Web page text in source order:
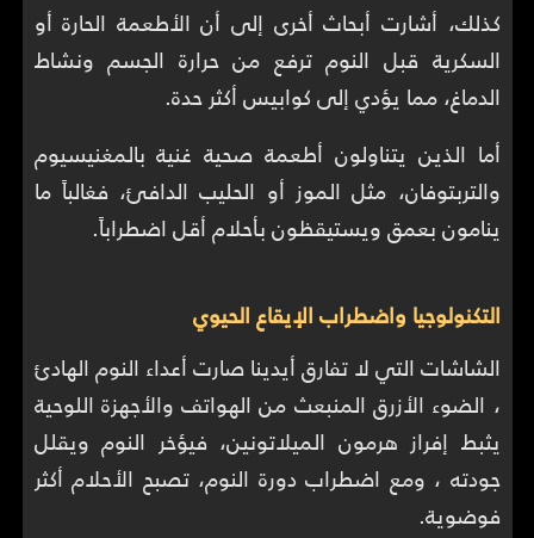
كذلك، أشارت أبحاث أخرى إلى أن الأطعمة الحارة أو
السكرية قبل النوم ترفع من حرارة الجسم ونشاط
الدماغ، مما يؤدي إلى كوابيس أكثر حدة.
أما الذين يتناولون أطعمة صحية غنية بالمغنيسيوم
والتربتوفان، مثل الموز أو الحليب الدافئ، فغالباً ما
ينامون بعمق ويستيقظون بأحلام أقل اضطراباً.
التكنولوجيا واضطراب الإيقاع الحيوي
الشاشات التي لا تفارق أيدينا صارت أعداء النوم الهادئ
، الضوء الأزرق المنبعث من الهواتف والأجهزة اللوحية
يثبط إفراز هرمون الميلاتونين، فيؤخر النوم ويقلل
جودته ، ومع اضطراب دورة النوم، تصبح الأحلام أكثر
فوضوية.